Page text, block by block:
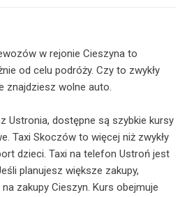
w rejonie Cieszyna to
od celu podróży. Czy to zwykły
znajdziesz wolne auto.
Ustronia, dostępne są szybkie kursy
Taxi Skoczów to więcej niż zwykły
dzieci. Taxi na telefon Ustroń jest
planujesz większe zakupy,
zakupy Cieszyn. Kurs obejmuje